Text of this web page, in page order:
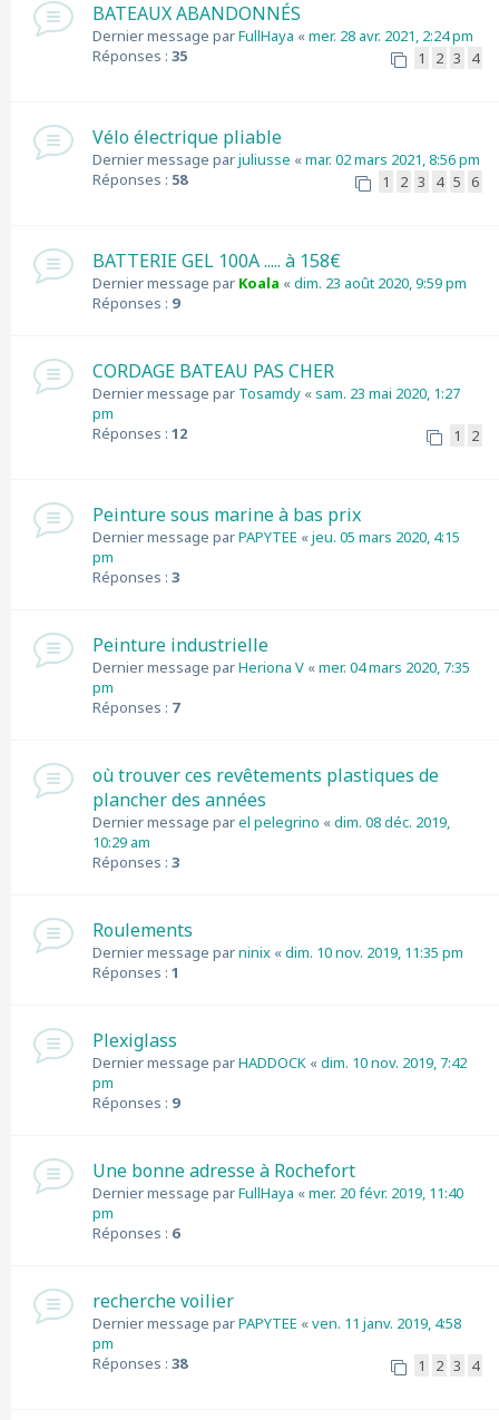
BATEAUX ABANDONNÉS
Dernier message parFullHaya «mer. 28 avr. 2021, 2:24 pm
Réponses : 35 1 2 3 4
Vélo électrique pliable
Dernier message parjuliusse «mar. 02 mars 2021, 8:56 pm
Réponses : 58 1 2 3 4 5 6
BATTERIE GEL 100A ..... à 158€
Dernier message par Koala «dim. 23 août 2020, 9:59 pm
Réponses : 9
CORDAGE BATEAU PAS CHER
Dernier message par Tosamdy «sam. 23 mai 2020, 1:27
pm
Réponses : 12 1 2
Peinture sous marine à bas prix
Dernier message parPAPYTEE «jeu. 05 mars 2020, 4:15
pm
Réponses : 3
Peinture industrielle
Dernier message parHeriona V «mer. 04 mars 2020, 7:35
pm
Réponses : 7
où trouver ces revêtements plastiques de
plancher des années
Dernier message parel pelegrino «dim. 08 déc. 2019,
10:29 am
Réponses : 3
Roulements
Dernier message parninix «dim. 10 nov. 2019, 11:35 pm
Réponses : 1
Plexiglass
Dernier message parHADDOCK «dim. 10 nov. 2019, 7:42
pm
Réponses : 9
Une bonne adresse à Rochefort
Dernier message parFullHaya «mer. 20 févr. 2019, 11:40
pm
Réponses : 6
recherche voilier
Dernier message parPAPYTEE «ven. 11 janv. 2019, 4:58
pm
Réponses : 38 1 2 3 4